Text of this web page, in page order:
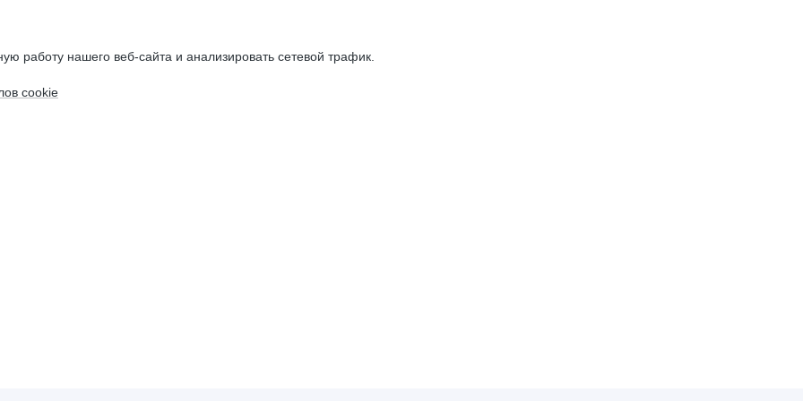
работу нашего веб-сайта и анализировать сетевой трафик.
cookie